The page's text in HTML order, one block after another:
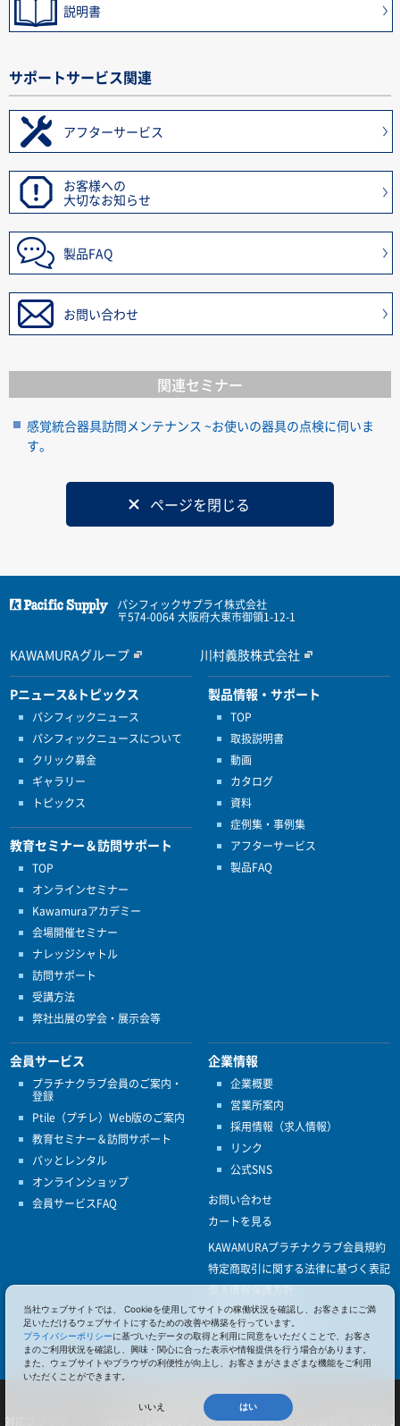
説明書
サポートサービス関連
アフターサービス
お客様への
大切なお知らせ
製品FAQ
お問い合わせ
関連セミナー
感覚統合器具訪問メンテナンス ~お使いの器具の点検に伺いま
す。
ページを閉じる
パシフィックサプライ株式会社
〒574-0064 大阪府大東市御領1-12-1
KAWAMURAグループ 川村義肢株式会社
Pニュース&トピックス
パシフィックニュース
パシフィックニュースについて
クリック募金
ギャラリー
トピックス
教育セミナー＆訪問サポート
TOP
オンラインセミナー
Kawamuraアカデミー
会場開催セミナー
ナレッジシャトル
訪問サポート
受講方法
弊社出展の学会・展示会等
製品情報・サポート
TOP
取扱説明書
動画
カタログ
資料
症例集・事例集
アフターサービス
製品FAQ
会員サービス
プラチナクラブ会員のご案内・
登録
Ptile（プチレ）Web版のご案内
教育セミナー＆訪問サポート
パッとレンタル
オンラインショップ
会員サービスFAQ
企業情報
企業概要
営業所案内
採用情報（求人情報）
リンク
公式SNS
お問い合わせ
カートを見る
KAWAMURAプラチナクラブ会員規約
特定商取引に関する法律に基づく表記
個人情報保護方針
ISO9001
健康経営優良法人認定
© 2017 Pacific Supply Co.,Ltd.
コンテンツの無断使用・転載を禁じます。
対応ブラウザ ： Internet Explorer 10以上 、FireFox,Chrome最新版 、iOS 10
当社ウェブサイトでは、 Cookieを使用してサイトの稼働状況を確認し、お客さまにご満
足いただけるウェブサイトにするための改善や構築を行っています。
プライバシーポリシーに基づいたデータの取得と利用に同意をいただくことで、お客さ
まのご利用状況を確認し、興味・関心に合った表示や情報提供を行う場合があります。
また、ウェブサイトやブラウザの利便性が向上し、お客さまがさまざまな機能をご利用
いただくことができます。
いいえ はい